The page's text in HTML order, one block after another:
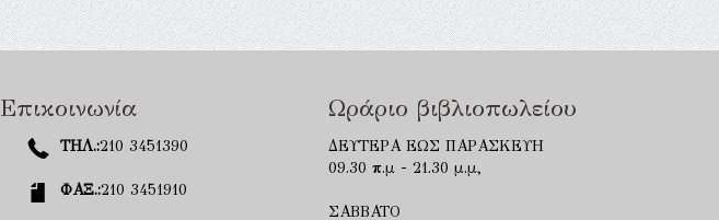
Επικοινωνία
ΤΗΛ.:210 3451390
ΦΑΞ.:210 3451910
Ωράριο βιβλιοπωλείου
ΔΕΥΤΕΡΑ ΕΩΣ ΠΑΡΑΣΚΕΥΗ
09.30 π.μ - 21.30 μ.μ,
ΣΑΒΒΑΤΟ